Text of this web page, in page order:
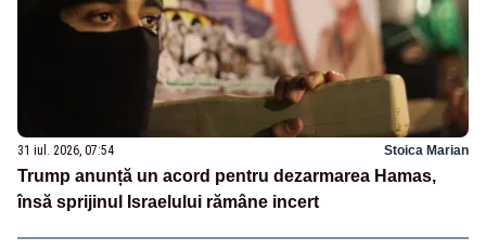
31 iul. 2026, 07:54 Stoica Marian
Trump anunță un acord pentru dezarmarea Hamas,
însă sprijinul Israelului rămâne incert